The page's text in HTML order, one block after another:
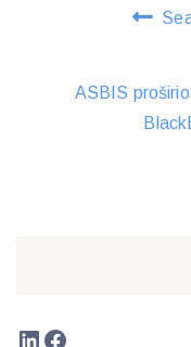
ASBIS
LinkedIn
Facebook